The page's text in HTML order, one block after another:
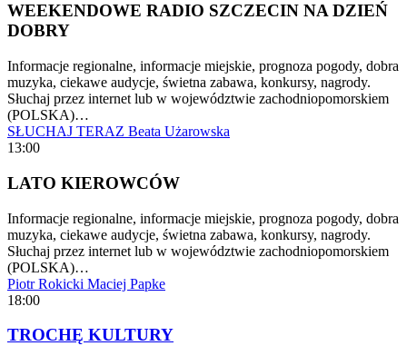
WEEKENDOWE RADIO SZCZECIN NA DZIEŃ
DOBRY
Informacje regionalne, informacje miejskie, prognoza pogody, dobra
muzyka, ciekawe audycje, świetna zabawa, konkursy, nagrody.
Słuchaj przez internet lub w województwie zachodniopomorskiem
(POLSKA)…
SŁUCHAJ TERAZ Beata Użarowska
13:00
LATO KIEROWCÓW
Informacje regionalne, informacje miejskie, prognoza pogody, dobra
muzyka, ciekawe audycje, świetna zabawa, konkursy, nagrody.
Słuchaj przez internet lub w województwie zachodniopomorskiem
(POLSKA)…
Piotr Rokicki Maciej Papke
18:00
TROCHĘ KULTURY